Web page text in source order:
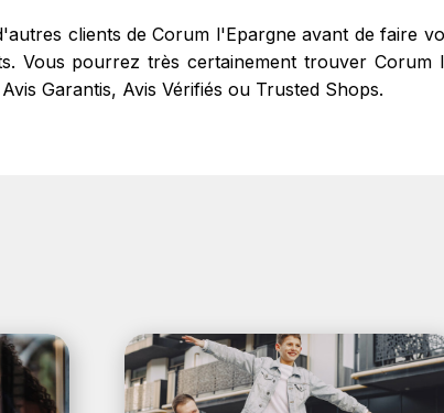
clients de Corum l'Epargne avant de faire
Vous pourrez très certainement trouver
Garantis, Avis Vérifiés ou Trusted Shops.